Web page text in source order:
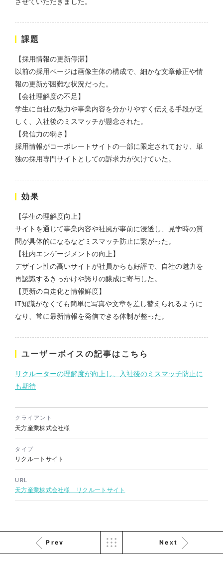
株式会社KDK様 コーポレート
コーポレートサイト
#メーカー・製造業・工業・インフ
#HTML/CSSコーディング
#レスポンシブWebデザイン
株式会社三共様 会社案内パン
フレット
株式会社三共様 さんきょちゃ
んぬいぐるみ
イラスト・キャラクター
#ぬいぐるみ
ヒーパッケージ
ノベルティ
#産業廃棄物処理業
#イラスト
株式会社バスコフーズ様
FRUITFRUIT SNACK パッケ
ージデザイン
#グラフィックデザイン
課題
【採用情報の更新停滞】
以前の採用ページは画像主体の構成で、細かな文章修正や情
報の更新が困難な状況だった。
【会社理解度の不足】
学生に自社の魅力や事業内容を分かりやすく伝える手段が乏
しく、入社後のミスマッチが懸念された。
【発信力の弱さ】
採用情報がコーポレートサイトの一部に限定されており、単
独の採用専門サイトとしての訴求力が欠けていた。
効果
【学生の理解度向上】
サイトを通じて事業内容や社風が事前に浸透し、見学時の質
問が具体的になるなどミスマッチ防止に繋がった。
【社内エンゲージメントの向上】
デザイン性の高いサイトが社員からも好評で、自社の魅力を
再認識するきっかけや誇りの醸成に寄与した。
【更新の自走化と情報鮮度】
IT知識がなくても簡単に写真や文章を差し替えられるように
なり、常に最新情報を発信できる体制が整った。
ユーザーボイスの記事はこちら
リクルーターの理解度が向上し、入社後のミスマッチ防止に
も期待
クライアント
天方産業株式会社様
タイプ
リクルートサイト
URL
天方産業株式会社様 リクルートサイト
Prev Next